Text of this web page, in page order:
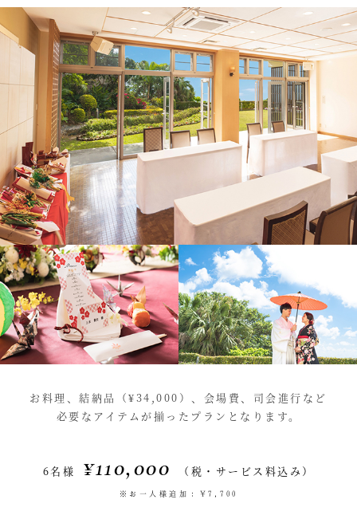
お料理、結納品（¥34,000）、会場費、司会進行など
必要なアイテムが揃ったプランとなります。
6名様 ¥110,000 （税・サービス料込み）
※お一人様追加：¥7,700